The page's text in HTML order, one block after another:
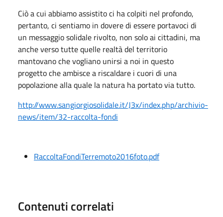
Ciò a cui abbiamo assistito ci ha colpiti nel profondo,
pertanto, ci sentiamo in dovere di essere portavoci di
un messaggio solidale rivolto, non solo ai cittadini, ma
anche verso tutte quelle realtà del territorio
mantovano che vogliano unirsi a noi in questo
progetto che ambisce a riscaldare i cuori di una
popolazione alla quale la natura ha portato via tutto.
http://www.sangiorgiosolidale.it/J3x/index.php/archivio-
news/item/32-raccolta-fondi
RaccoltaFondiTerremoto2016foto.pdf
Contenuti correlati